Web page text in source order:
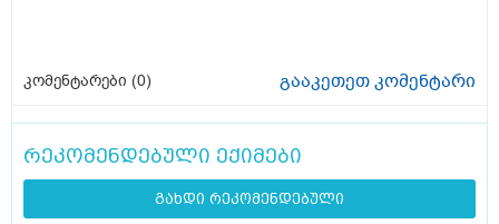
კომენტარები (0) გააკეთეთ კომენტარი
რეკომენდებული ექიმები
გახდი რეკომენდებული